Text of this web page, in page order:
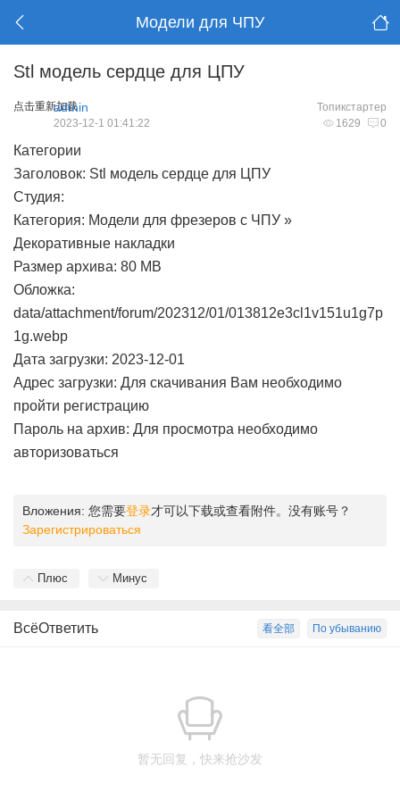
Модели для ЧПУ
Stl модель сердце для ЦПУ
点击重新加载 Топикстартер
admin
1629 0
2023-12-1 01:41:22
Категории
Заголовок: Stl модель сердце для ЦПУ
Студия:
Категория: Модели для фрезеров с ЧПУ »
Декоративные накладки
Размер архива: 80 MB
Обложка:
data/attachment/forum/202312/01/013812e3cl1v151u1g7p
1g.webp
Дата загрузки: 2023-12-01
Адрес загрузки: Для скачивания Вам необходимо
пройти регистрацию
Пароль на архив: Для просмотра необходимо
авторизоваться
Вложения: 您需要登录才可以下载或查看附件。没有账号？
Зарегистрироваться
Плюс Минус
По убыванию
看全部
ВсёОтветить
暂无回复，快来抢沙发